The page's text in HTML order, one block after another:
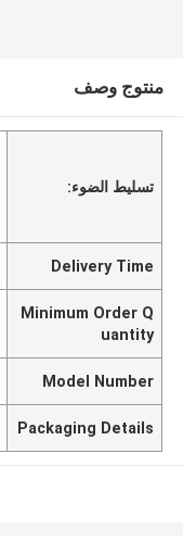
منتوج وصف
تسليط الضوء:
Delivery Time
Minimum Order Q
uantity
Model Number
Packaging Details